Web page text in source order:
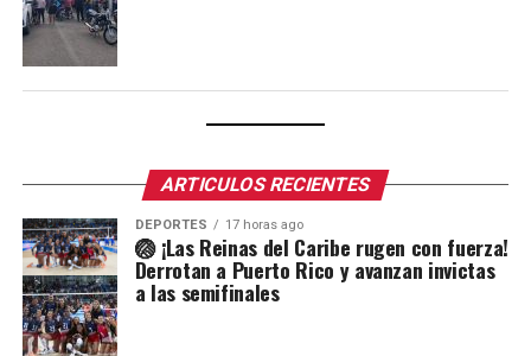
ARTICULOS RECIENTES
DEPORTES 17 horas ago
🏐 ¡Las Reinas del Caribe rugen con fuerza!
Derrotan a Puerto Rico y avanzan invictas
a las semifinales